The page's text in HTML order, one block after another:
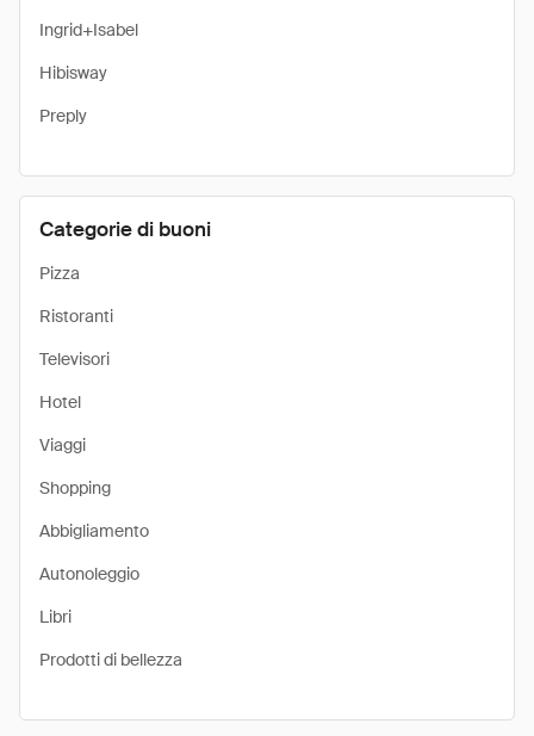
Ingrid+Isabel
Hibisway
Preply
Categorie di buoni
Pizza
Ristoranti
Televisori
Hotel
Viaggi
Shopping
Abbigliamento
Autonoleggio
Libri
Prodotti di bellezza